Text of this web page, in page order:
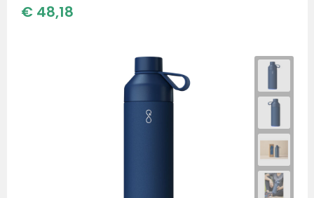
€ 48,18